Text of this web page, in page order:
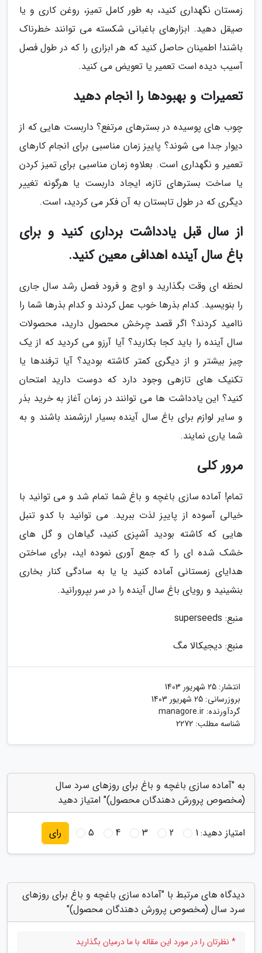
زمستان نگهداری کنید، به طور کامل تمیز، روغن کاری و یا
صیقل دهید. ابزارهای باغبانی شکسته می توانند خطرناک
باشند! اطمینان حاصل کنید که هر ابزاری را که در طول فصل
آسیب دیده است تعمیر یا تعویض می کنید.
تعمیرات و بهبودها را انجام دهید
چوب های پوسیده در بسترهای مرتفع؟ داربست هایی که از
دیوار جدا می شوند؟ پاییز زمان مناسبی برای انجام کارهای
تعمیر و نگهداری است. بعلاوه زمان مناسبی برای تمیز کردن
یا ساخت بسترهای تازه، ایجاد داربست یا هرگونه تغییر
دیگری که در طول تابستان به آن فکر می کردید، است.
از سال قبل یادداشت برداری کنید و برای
باغ سال آینده اهدافی معین کنید.
لحظه ای وقت بگذارید و اوج و فرود فصل رشد سال جاری
را بنویسید. کدام بذرها خوب عمل کردند و کدام بذرها شما را
ناامید کردند؟ اگر قصد چرخش محصول دارید، محصولات
سال آینده را باید کجا بکارید؟ آیا آرزو می کردید که از یک
چیز بیشتر و از دیگری کمتر کاشته بودید؟ آیا ترفندها یا
تکنیک های تازهی وجود دارد که دوست دارید امتحان
کنید؟ این یادداشت ها می توانند در زمان آغاز به خرید بذر
و سایر لوازم برای باغ سال آینده بسیار ارزشمند باشند و به
شما یاری نمایند.
مرور کلی
تمام! آماده سازی باغچه و باغ شما تمام شد و می توانید با
خیالی آسوده از پاییز لذت ببرید. می توانید با کدو تنبل
هایی که کاشته بودید آشپزی کنید، گیاهان و گل های
خشک شده ای را که جمع آوری نموده اید، برای ساختن
هدایای زمستانی آماده کنید یا یا به سادگی کنار بخاری
بنشینید و رویای باغ سال آینده را در سر بپرورانید.
منبع: superseeds
منبع: دیجیکالا مگ
انتشار: 25 شهریور 1403
بروزرسانی: 25 شهریور 1403
گردآورنده: managore.ir
شناسه مطلب: 2272
به "آماده سازی باغچه و باغ برای روزهای سرد سال
(مخصوص پرورش دهندگان محصول)" امتیاز دهید
امتیاز دهید:1
2
3
4
5 رای
دیدگاه های مرتبط با "آماده سازی باغچه و باغ برای روزهای
سرد سال (مخصوص پرورش دهندگان محصول)"
* نظرتان را در مورد این مقاله با ما درمیان بگذارید